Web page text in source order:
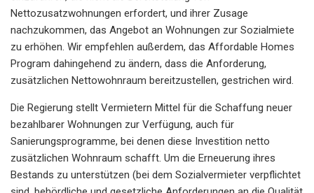
Nettozusatzwohnungen erfordert, und ihrer Zusage
nachzukommen, das Angebot an Wohnungen zur Sozialmiete
zu erhöhen. Wir empfehlen außerdem, das Affordable Homes
Program dahingehend zu ändern, dass die Anforderung,
zusätzlichen Nettowohnraum bereitzustellen, gestrichen wird.
Die Regierung stellt Vermietern Mittel für die Schaffung neuer
bezahlbarer Wohnungen zur Verfügung, auch für
Sanierungsprogramme, bei denen diese Investition netto
zusätzlichen Wohnraum schafft. Um die Erneuerung ihres
Bestands zu unterstützen (bei dem Sozialvermieter verpflichtet